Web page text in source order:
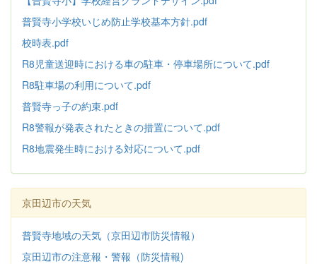
普賢寺小学校いじめ防止学校基本方針.pdf
校時表.pdf
R8児童送迎時における車の駐車・停車場所について.pdf
R8駐車場の利用について.pdf
普賢寺っ子の約束.pdf
R8警報が発表されたときの措置について.pdf
R8地震発生時における対応について.pdf
京田辺市の天気
普賢寺地域の天気（京田辺市防災情報）
京田辺市の注意報・警報（防災情報)